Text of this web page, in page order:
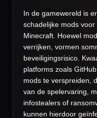
In de gamewereld is
schadelijke mods
Minecraft. Hoewel
verrijken, vormen
beveiligingsrisico.
platforms zoals
mods te verspreiden,
van de spelervaring,
infostealers of
kunnen hierdoor